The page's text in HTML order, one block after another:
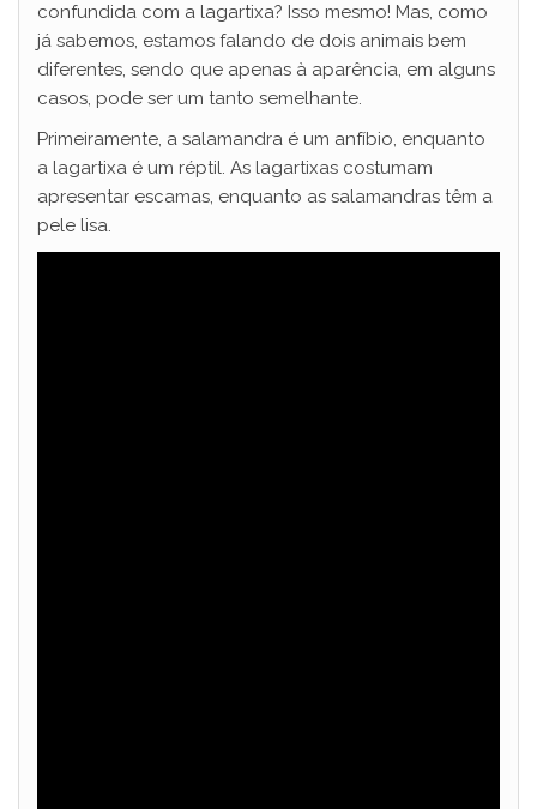
confundida com a lagartixa? Isso mesmo! Mas, como
já sabemos, estamos falando de dois animais bem
diferentes, sendo que apenas à aparência, em alguns
casos, pode ser um tanto semelhante.
Primeiramente, a salamandra é um anfíbio, enquanto
a lagartixa é um réptil. As lagartixas costumam
apresentar escamas, enquanto as salamandras têm a
pele lisa.